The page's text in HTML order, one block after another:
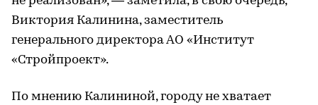
Виктория Калинина, заместитель
генерального директора АО «Институт
«Стройпроект».
По мнению Калининой, городу не хватает